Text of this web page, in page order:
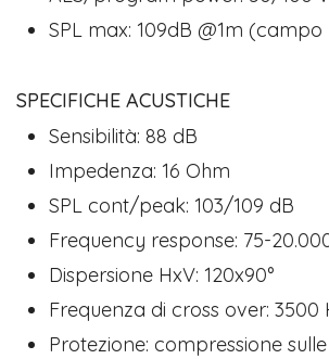
SPL max: 109dB @1m
SPECIFICHE ACUSTICHE
Sensibilità: 88 dB
Impedenza: 16 Ohm
SPL cont/peak: 103/109 dB
Frequency response: 75-
Dispersione HxV: 120x90°
Frequenza di cross over: 3500
Protezione: compressione sulle